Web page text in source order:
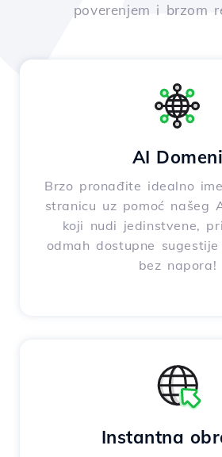
poverenjem i brzom
AI Domeni
Brzo pronađite idealno
stranicu uz pomoć našeg
koji nudi jedinstvene,
odmah dostupne
bez napora!
Instantna